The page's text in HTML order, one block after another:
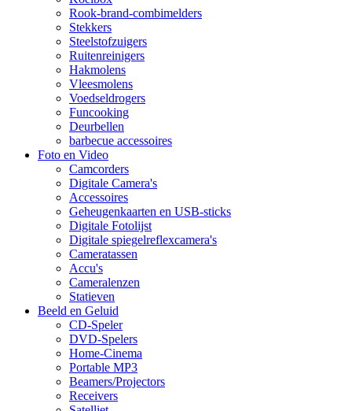
Rook-brand-combimelders
Stekkers
Steelstofzuigers
Ruitenreinigers
Hakmolens
Vleesmolens
Voedseldrogers
Funcooking
Deurbellen
barbecue accessoires
Foto en Video
Camcorders
Digitale Camera's
Accessoires
Geheugenkaarten en USB-sticks
Digitale Fotolijst
Digitale spiegelreflexcamera's
Cameratassen
Accu's
Cameralenzen
Statieven
Beeld en Geluid
CD-Speler
DVD-Spelers
Home-Cinema
Portable MP3
Beamers/Projectors
Receivers